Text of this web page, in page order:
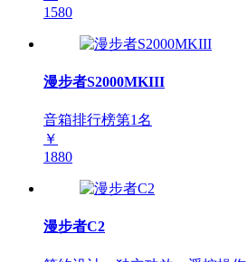
1580
漫步者S2000MKIII
音箱排行榜第1名
￥
1880
漫步者C2